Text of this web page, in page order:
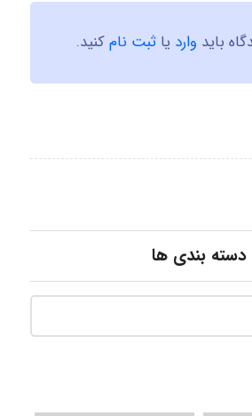
باید وارد یا ثبت نامکنید.
دسته بندی ها